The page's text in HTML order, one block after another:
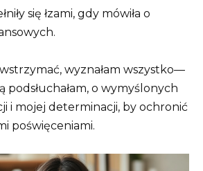
się łzami, gdy mówiła o
wyznałam wszystko—
podsłuchałam, o wymyślonych
i mojej determinacji, by ochronić
poświęceniami.